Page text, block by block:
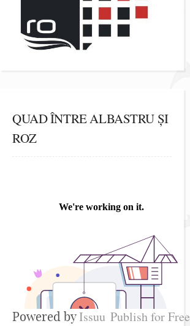
QUAD ÎNTRE ALBASTRU ȘI
ROZ
Powered byIssuu Publish for Free